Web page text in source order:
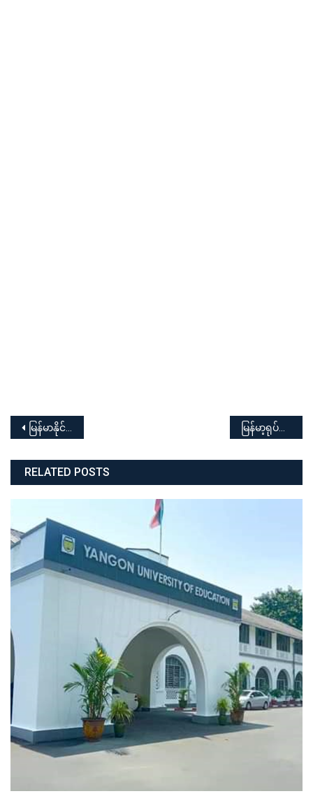
Post
navigation
မြန်မာနိုင်ငံဆိုင်ရာ တရုတ်သံမှူး Mr. Li Qianguo နှင့် ကိုယ်စားလှယ်(၂)ဦးသည် (၂၄-၃-၂၀၂၆) ရက်နေ့ နံနက်(၁၀း၀၀)နာရီတွင် ရန်ကုန်ပညာရေးတက္ကသိုလ်မှ ပါမောက္ခချုပ်နှင့် ဒုတိယပါမောက္ခချုပ်များအား လာရောက်တွေ့ဆုံခြင်း မြန်မာ့ရုပ်မြင်သံကြားမှ ထုတ်လွှင့်မည့် ၁၃၈၇ ခုနှစ် မြန်မာ့ရိုးရာမဟာသင်္ကြန်ပွဲတော်ဖျော်ဖြေမှုအတွက် ရန်ကုန်ပညာရေးတက္ကသိုလ်မှ ကျောင်းသူများ၏ “နွေဦးကဗျာ” သီချင်းဖြင့် ယိမ်းအကအလှဖျော်ဖြေတင်ဆက်မှုအစီအစဉ်
RELATED POSTS